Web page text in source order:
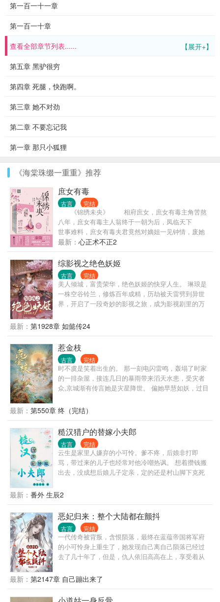
第一百一十一章
第一百一十章
【展开+】
查看全部章节列表......
第五章 黑驴很穷
第四章 死腿，快跑啊。
第三章 她不对劲
第二章 不要忘记我
第一章 那只小狐狸
《海棠珠缀一重重》推荐
庶女有毒
古言 完结
《锦绣未央》 相府庶女，庶女有毒主角苦熬
八年，庶女有毒主人翁终于一朝为后，凤临天下
世事难料，庶女有毒夫君竟然对嫡姐一见钟情，废她
皇后之位，迫死她亲生子！ 冷宫中，她咬碎牙
齿，一口饮尽毒酒！ 对天发誓，若有来生，庶女
有毒，再不与人为善，绝不入宫，誓不为后！ 丞
相府里，庶女重生，庶女有毒，恶女归来： 嫡母
恶毒？巧计送你上黄泉！嫡姐伪善？庶女有毒狠狠撕
开你美人皮！ 庶妹陷害？直接丢去乱葬岗！既然
不让我好好过日子，谁也别想活！ 庶女有毒还不
幸被一只天底下最俊俏的无赖缠上 她重活一世只
看来，庶女有毒主角她这辈子的清静生活——还
最新： 心正术不正2
综影视之绝色妖姬
古言 完结
美人倾城，富贵荣华，绝色妖姬的快穿人生。 琳琅是
一株空谷铃兰，修炼百年成精，历劫被天雷劈到异世
界，开启了一段奇妙的影视之旅，成为影视剧里的万
世界二：如懿传 世界三：步步惊心 世界四：独步天下
世界五：美人心计 世界六：还珠格格 世界七：风云争
霸 世界八：宫锁珠帘 世界九：还君明珠 ......
最新： 第1928章 如懿传24
惹金枝
古言 完结
时不虞是笑着出生的。 那一刻电闪雷鸣，轰塌了时家
的一排杂屋，接连几日的暴雨带来滔天水患，受灾者
众,京城渐有传言她是灾星降世。 偏她早慧如妖，过目
都使人来问。 如众人所愿的，时不虞三岁就慧极早夭
了。 十五年后，镇守边境的忠勇侯叛国失城，忠勇侯
府满门获罪，无人不骂时家的不忠不义，连早夭的灾
星都再次被提及。 临窗而坐的时不虞听笑了，灾星？
那她得把这名头坐实了。
最新： 第550章 终（完结）
糙汉猎户的替嫁小夫郎
古言 完结
云生是家里人嫌弃的小可怜。爹不疼，后娘非打即
骂，带过来的儿子也经常对他冷嘲热讽。 想着攒钱搬
出去，没成想后娘儿子定亲，定的还是村山脚下克死
礼，便把多余的他给送了过去。 一觉醒来，就看到面
前高大沉默的猎户，他白着一张脸，谁料猎户不仅没
有把他退回去，还说以后会对他好。 成亲后他上山找
草药，带着猎户弟弟摸小鱼，摘野菜，种菜，捡菌
子… 生活过的有滋有味，银钱也越存越多。 再见到狼
狈的继哥，云生冷笑着一巴掌呼过去。 猎户克妻？不
存在的，某天家里就多了两个缩小版的小哥儿和小汉
子。 猎户视角： 小夫郎长的很可爱，一笑还有一对小
不能让夫郎跟着自己吃苦…
最新： 番外 生辰2
恶妃归来：整个大陆都在颤抖
古言 完结
一代传奇被背叛，含恨陨落，最终在蓝蕴帝国将军府
的小可怜身上重生了，她发现自己离自己陨落已经过
去了几十年了，但是，仇人依旧高高在上，享受着从
空间，如何报仇拿回属于自己的东西，搅动这大陆风
云……
最新： 第2147章 自己蹦出来了